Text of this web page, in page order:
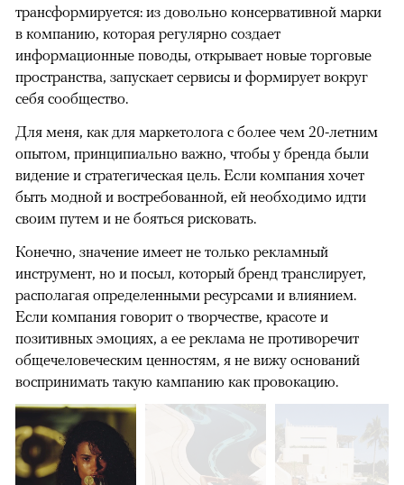
трансформируется: из довольно консервативной марки
в компанию, которая регулярно создает
информационные поводы, открывает новые торговые
пространства, запускает сервисы и формирует вокруг
себя сообщество.
Для меня, как для маркетолога с более чем 20-летним
опытом, принципиально важно, чтобы у бренда были
видение и стратегическая цель. Если компания хочет
быть модной и востребованной, ей необходимо идти
своим путем и не бояться рисковать.
Конечно, значение имеет не только рекламный
инструмент, но и посыл, который бренд транслирует,
располагая определенными ресурсами и влиянием.
Если компания говорит о творчестве, красоте и
позитивных эмоциях, а ее реклама не противоречит
общечеловеческим ценностям, я не вижу оснований
воспринимать такую кампанию как провокацию.